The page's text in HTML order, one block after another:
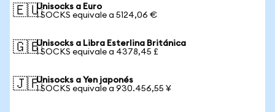
🇪🇺Unisocks a Euro
1 SOCKS equivale a 5124,06 €
🇬🇧Unisocks a Libra Esterlina Británica
1 SOCKS equivale a 4378,45 £
🇯🇵Unisocks a Yen japonés
1 SOCKS equivale a 930.456,55 ¥